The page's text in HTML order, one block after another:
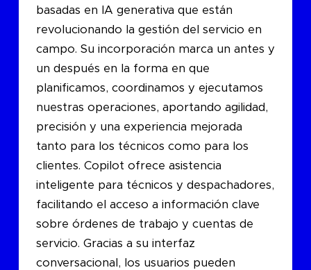
basadas en IA generativa que están
revolucionando la gestión del servicio en
campo. Su incorporación marca un antes y
un después en la forma en que
planificamos, coordinamos y ejecutamos
nuestras operaciones, aportando agilidad,
precisión y una experiencia mejorada
tanto para los técnicos como para los
clientes. Copilot ofrece asistencia
inteligente para técnicos y despachadores,
facilitando el acceso a información clave
sobre órdenes de trabajo y cuentas de
servicio. Gracias a su interfaz
conversacional, los usuarios pueden